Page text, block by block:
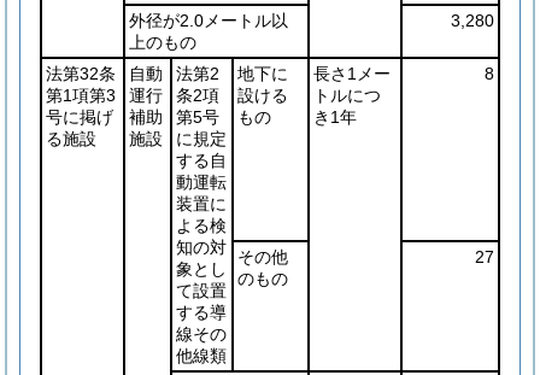
外径が2.0メートル以
上のもの
3,280
法第32条
第1項第3
号に掲げ
る施設
自動
運行
補助
施設
法第2
条2項
第5号
に規定
する自
動運転
装置に
よる検
知の対
象とし
て設置
する導
線その
他線類
地下に
設ける
もの
長さ1メー
トルにつ
き1年
8
その他
のもの
27